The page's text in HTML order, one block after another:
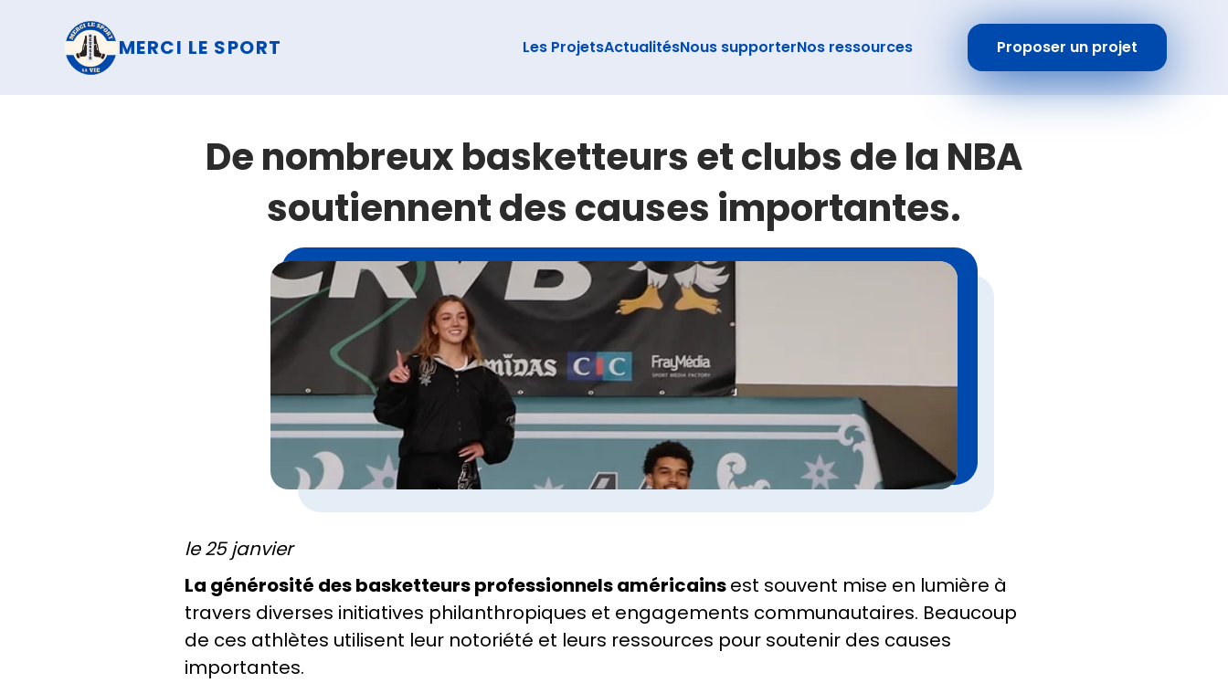
MERCI LE SPORT Les ProjetsActualitésNous supporterNos ressources Proposer un projet
De nombreux basketteurs et clubs de la NBA
soutiennent des causes importantes.
le 25 janvier
La générosité des basketteurs professionnels américainsest souvent mise en lumière à
travers diverses initiatives philanthropiques et engagements communautaires. Beaucoup
de ces athlètes utilisent leur notoriété et leurs ressources pour soutenir des causes
importantes.